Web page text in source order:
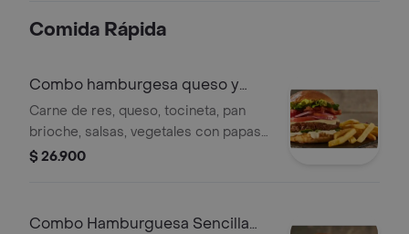
3789012
Comida Rápida
Combo hamburgesa queso y
tocineta wow
Carne de res, queso, tocineta, pan
brioche, salsas, vegetales con papas
a la francesa y gaseosa. plu: 3449816.
$ 26.900
Combo Hamburguesa Sencilla